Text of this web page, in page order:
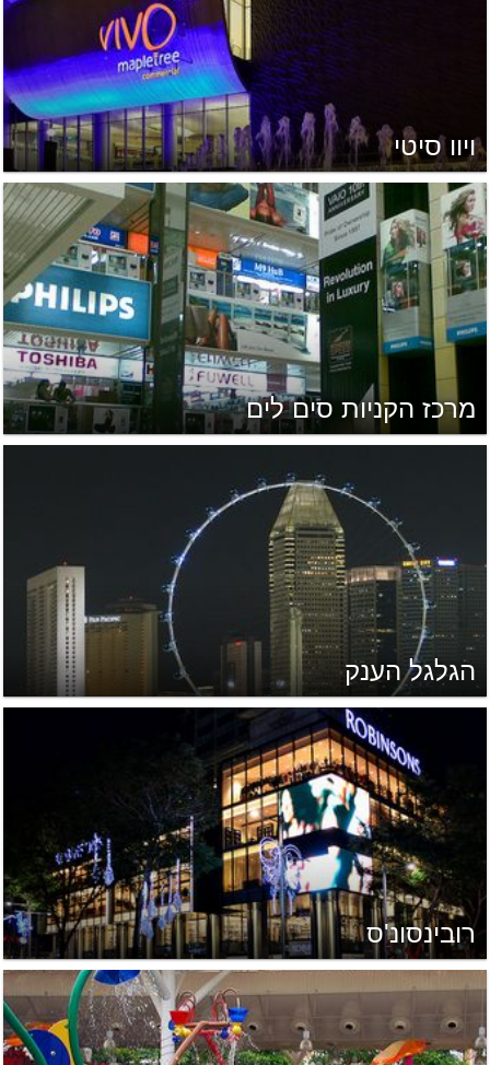
ויוו סיטי
מרכז הקניות סים לים
הגלגל הענק
רובינסונ'ס